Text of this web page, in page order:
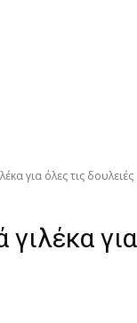
για όλες τις δουλειές